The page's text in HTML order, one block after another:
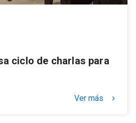
ciclo de charlas para
Ver más keyboard_arrow_right